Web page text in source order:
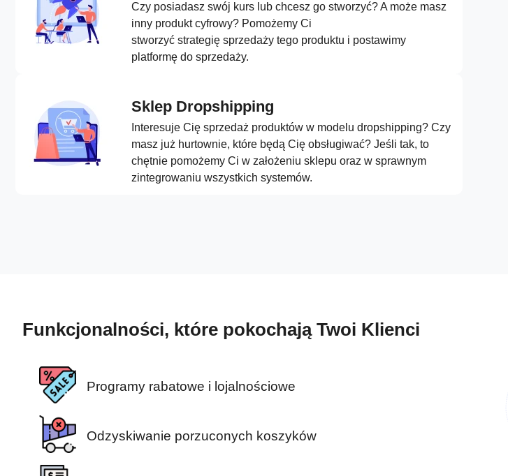
Czy posiadasz swój kurs lub chcesz go stworzyć? A może masz
inny produkt cyfrowy? Pomożemy Ci
stworzyć strategię sprzedaży tego produktu i postawimy
platformę do sprzedaży.
Sklep Dropshipping
Interesuje Cię sprzedaż produktów w modelu dropshipping? Czy
masz już hurtownie, które będą Cię obsługiwać? Jeśli tak, to
chętnie pomożemy Ci w założeniu sklepu oraz w sprawnym
zintegrowaniu wszystkich systemów.
Funkcjonalności, które pokochają Twoi Klienci
Programy rabatowe i lojalnościowe
Odzyskiwanie porzuconych koszyków